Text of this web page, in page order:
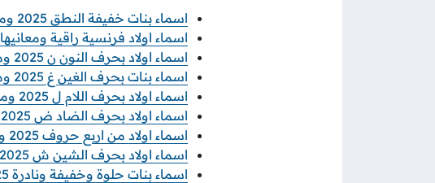
اسماء بنات خفيفة النطق 2025 ومعانيها
اسماء اولاد فرنسية راقية ومعانيها 2025
اسماء اولاد بحرف النون ن 2025 ومعانيها
اسماء بنات بحرف الغين غ 2025 ومعانيها
اسماء اولاد بحرف اللام ل 2025 ومعانيها
اسماء اولاد بحرف الضاد ض 2025 ومعانيها
اسماء اولاد من اربع حروف 2025 ومعانيها
اسماء اولاد بحرف الشين ش 2025 ومعانيها
اسماء بنات حلوة وخفيفة ونادرة 2025